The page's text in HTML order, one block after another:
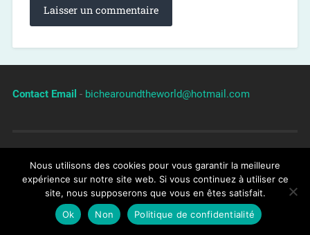
Contact Email - bichearoundtheworld@hotmail.com
A propos du blog/Politique de confidentialité
Nous utilisons des cookies pour vous garantir la meilleure
expérience sur notre site web. Si vous continuez à utiliser ce
site, nous supposerons que vous en êtes satisfait.
Ok
Non Politique de confidentialité